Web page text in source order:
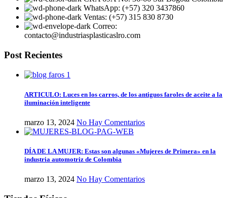
WhatsApp: (+57) 320 3437860
Ventas: (+57) 315 830 8730
Correo:
contacto@industriasplasticaslro.com
Post Recientes
ARTICULO: Luces en los carros, de los antiguos faroles de aceite a la
iluminación inteligente
marzo 13, 2024 No Hay Comentarios
DÍA DE LA MUJER: Estas son algunas «Mujeres de Primera» en la
industria automotriz de Colombia
marzo 13, 2024 No Hay Comentarios